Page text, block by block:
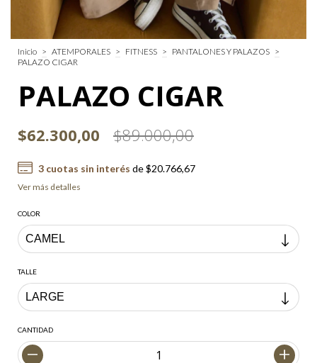
Inicio > ATEMPORALES > FITNESS > PANTALONES Y PALAZOS >
PALAZO CIGAR
PALAZO CIGAR
$62.300,00 $89.000,00
3cuotas sin interés de$20.766,67
Ver más detalles
COLOR
TALLE
CANTIDAD